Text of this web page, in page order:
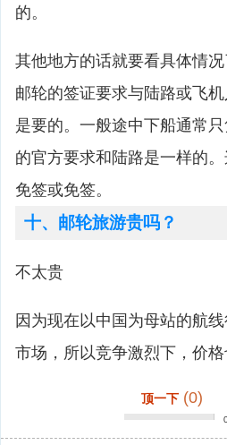
的。
其他地方的话就要看具体情
邮轮的签证要求与陆路或飞
是要的。一般途中下船通常
的官方要求和陆路是一样的
免签或免签。
十、邮轮旅游贵吗？
不太贵
因为现在以中国为母站的航
市场，所以竞争激烈下，价格
顶一下 (0)